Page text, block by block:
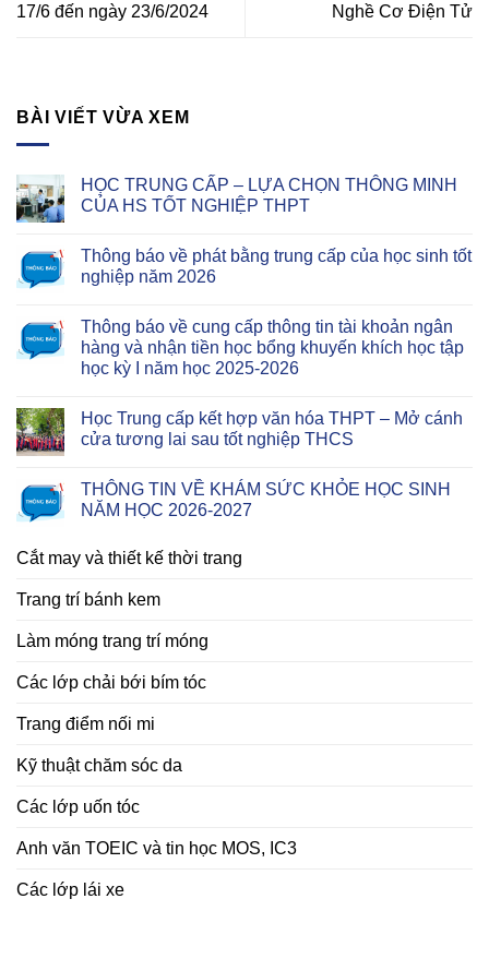
17/6 đến ngày 23/6/2024
Nghề Cơ Điện Tử
BÀI VIẾT VỪA XEM
HỌC TRUNG CẤP – LỰA CHỌN THÔNG MINH
CỦA HS TỐT NGHIỆP THPT
Thông báo về phát bằng trung cấp của học sinh tốt
nghiệp năm 2026
Thông báo về cung cấp thông tin tài khoản ngân
hàng và nhận tiền học bổng khuyến khích học tập
học kỳ I năm học 2025-2026
Học Trung cấp kết hợp văn hóa THPT – Mở cánh
cửa tương lai sau tốt nghiệp THCS
THÔNG TIN VỀ KHÁM SỨC KHỎE HỌC SINH
NĂM HỌC 2026-2027
Cắt may và thiết kế thời trang
Trang trí bánh kem
Làm móng trang trí móng
Các lớp chải bới bím tóc
Trang điểm nối mi
Kỹ thuật chăm sóc da
Các lớp uốn tóc
Anh văn TOEIC và tin học MOS, IC3
Các lớp lái xe